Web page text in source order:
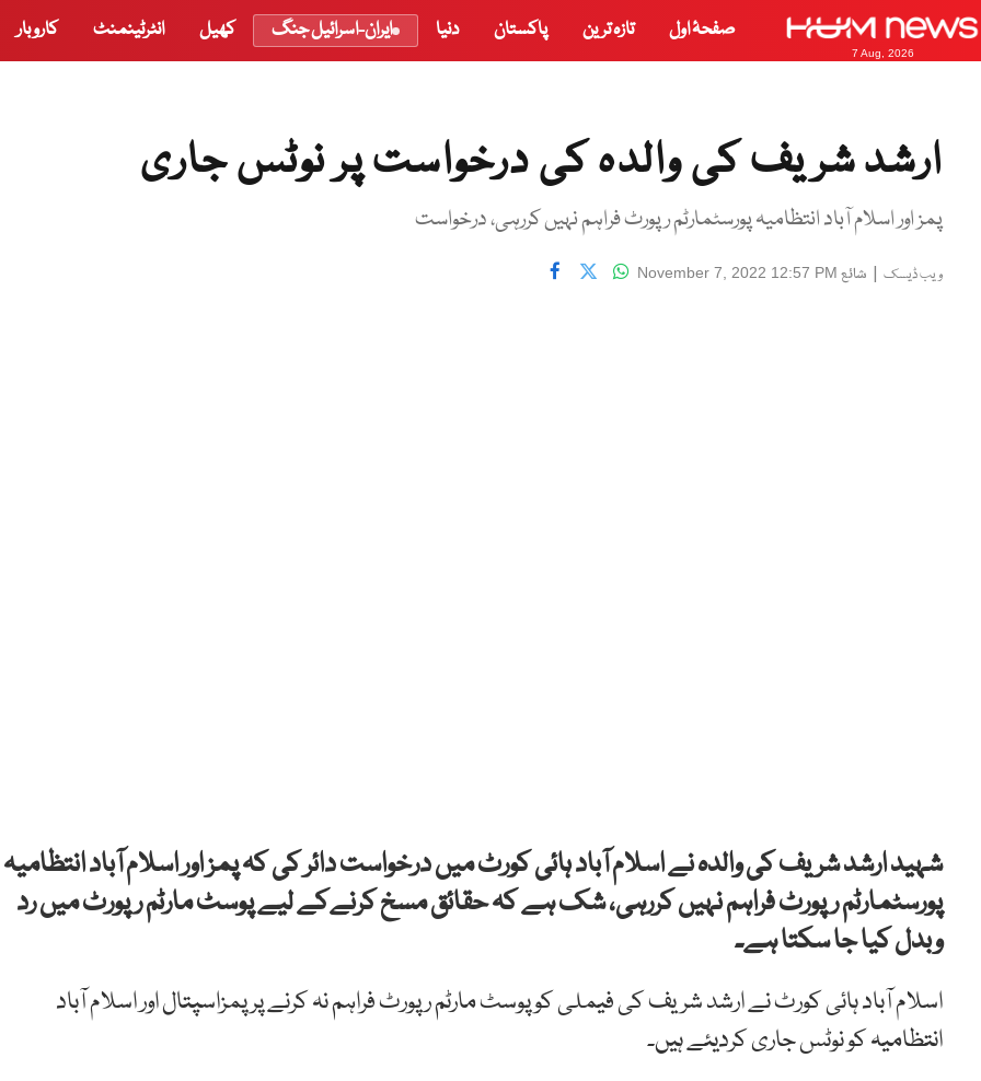
7 Aug, 2026
صفحۂ اول تازہ ترین پاکستان دنیا ایران-اسرائیل جنگ کھیل انٹرٹینمنٹ کاروبار
ارشد شریف کی والدہ کی درخواست پر نوٹس جاری
پمز اور اسلام آباد انتظامیہ پورسٹمارٹم رپورٹ فراہم نہیں کررہی، درخواست
ویب ڈیسک | شائع November 7, 2022 12:57 PM
شہید ارشد شریف کی والدہ نے اسلام آباد ہائی کورٹ میں درخواست دائر کی کہ پمز اور اسلام آباد انتظامیہ
پورسٹمارٹم رپورٹ فراہم نہیں کررہی، شک ہے کہ حقائق مسخ کرنےکے لیے پوسٹ مارٹم رپورٹ میں رد
وبدل کیا جا سکتا ہے۔
اسلام آباد ہائی کورٹ نے ارشد شریف کی فیملی کو پوسٹ مارٹم رپورٹ فراہم نہ کرنے پر پمزاسپتال اور اسلام آباد
انتظامیہ کو نوٹس جاری کردیئے ہیں۔